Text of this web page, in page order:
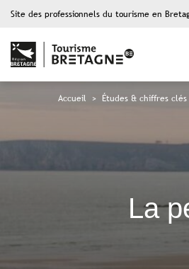
Site des professionnels du tourisme en
Accueil > Études & chiffres clés
La